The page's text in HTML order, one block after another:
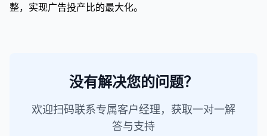
整，实现广告投产比的最大化。
没有解决您的问题？
欢迎扫码联系专属客户经理，获取一对一解
答与支持